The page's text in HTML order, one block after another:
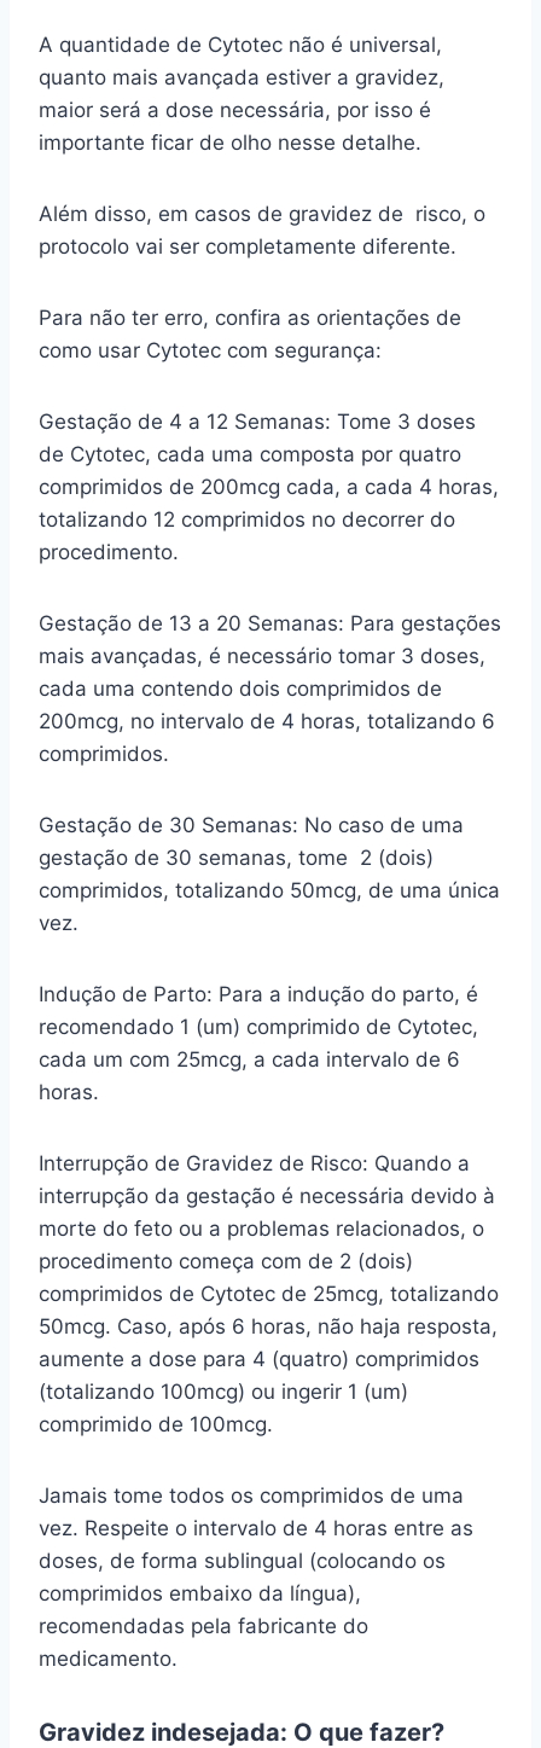
A quantidade de Cytotec não é universal,
quanto mais avançada estiver a gravidez,
maior será a dose necessária, por isso é
importante ficar de olho nesse detalhe.
Além disso, em casos de gravidez de risco, o
protocolo vai ser completamente diferente.
Para não ter erro, confira as orientações de
como usar Cytotec com segurança:
Gestação de 4 a 12 Semanas: Tome 3 doses
de Cytotec, cada uma composta por quatro
comprimidos de 200mcg cada, a cada 4 horas,
totalizando 12 comprimidos no decorrer do
procedimento.
Gestação de 13 a 20 Semanas: Para gestações
mais avançadas, é necessário tomar 3 doses,
cada uma contendo dois comprimidos de
200mcg, no intervalo de 4 horas, totalizando 6
comprimidos.
Gestação de 30 Semanas: No caso de uma
gestação de 30 semanas, tome 2 (dois)
comprimidos, totalizando 50mcg, de uma única
vez.
Indução de Parto: Para a indução do parto, é
recomendado 1 (um) comprimido de Cytotec,
cada um com 25mcg, a cada intervalo de 6
horas.
Interrupção de Gravidez de Risco: Quando a
interrupção da gestação é necessária devido à
morte do feto ou a problemas relacionados, o
procedimento começa com de 2 (dois)
comprimidos de Cytotec de 25mcg, totalizando
50mcg. Caso, após 6 horas, não haja resposta,
aumente a dose para 4 (quatro) comprimidos
(totalizando 100mcg) ou ingerir 1 (um)
comprimido de 100mcg.
Jamais tome todos os comprimidos de uma
vez. Respeite o intervalo de 4 horas entre as
doses, de forma sublingual (colocando os
comprimidos embaixo da língua),
recomendadas pela fabricante do
medicamento.
Gravidez indesejada: O que fazer?